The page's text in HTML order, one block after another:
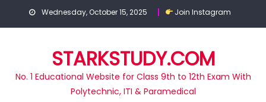
Wednesday, October 15, 2025 Join Instagram
STARKSTUDY.COM
No. 1 Educational Website for Class 9th to 12th Exam With
Polytechnic, ITI & Paramedical